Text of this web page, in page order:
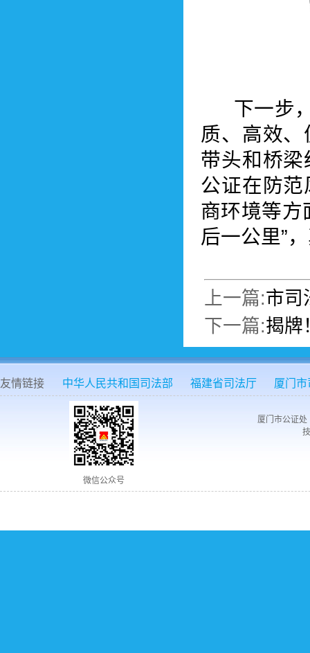
下一步，
质、高效
带头和桥
公证在防
商环境等方
后一公里”
上一篇:市司
下一篇:揭牌
友情链接 中华人民共和国司法部 福建省司法厅 厦门
微信公众号
厦门市公证处